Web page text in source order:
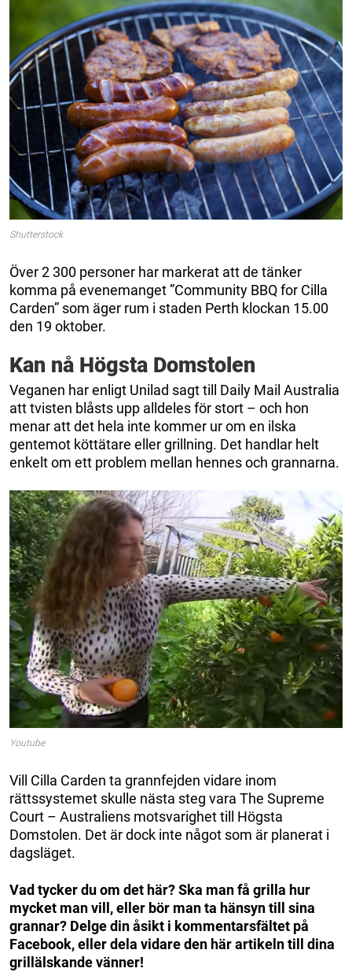
Shutterstock
Över 2 300 personer har markerat att de tänker
komma på evenemanget ”Community BBQ for Cilla
Carden” som äger rum i staden Perth klockan 15.00
den 19 oktober.
Kan nå Högsta Domstolen
Veganen har enligt Unilad sagt till Daily Mail Australia
att tvisten blåsts upp alldeles för stort – och hon
menar att det hela inte kommer ur om en ilska
gentemot köttätare eller grillning. Det handlar helt
enkelt om ett problem mellan hennes och grannarna.
Youtube
Vill Cilla Carden ta grannfejden vidare inom
rättssystemet skulle nästa steg vara The Supreme
Court – Australiens motsvarighet till Högsta
Domstolen. Det är dock inte något som är planerat i
dagsläget.
Vad tycker du om det här? Ska man få grilla hur
mycket man vill, eller bör man ta hänsyn till sina
grannar? Delge din åsikt i kommentarsfältet på
Facebook, eller dela vidare den här artikeln till dina
grillälskande vänner!